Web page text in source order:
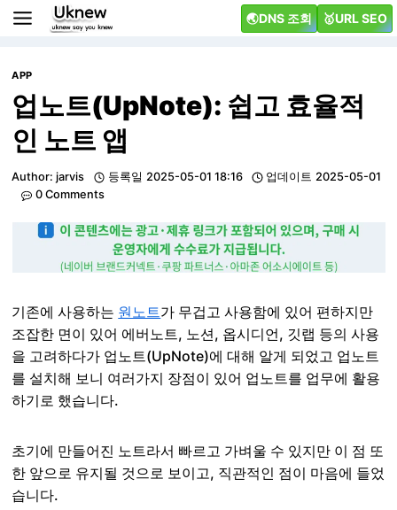
Skip
🌏DNS 조회 🥇URL SEO
APP
업노트(UpNote): 쉽고 효율적
인 노트 앱
Author: jarvis 등록일 2025-05-01 18:16 업데이트 2025-05-01
0 Comments
기존에 사용하는 원노트가 무겁고 사용함에 있어 편하지만
조잡한 면이 있어 에버노트, 노션, 옵시디언, 깃랩 등의 사용
을 고려하다가 업노트(UpNote)에 대해 알게 되었고 업노트
를 설치해 보니 여러가지 장점이 있어 업노트를 업무에 활용
하기로 했습니다.
초기에 만들어진 노트라서 빠르고 가벼울 수 있지만 이 점 또
한 앞으로 유지될 것으로 보이고, 직관적인 점이 마음에 들었
습니다.